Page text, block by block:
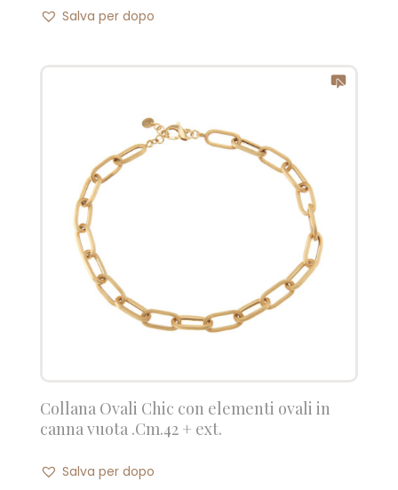
Salva per dopo
Collana Ovali Chic con elementi ovali in
canna vuota .Cm.42 + ext.
Salva per dopo